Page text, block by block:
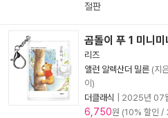
절판
곰돌이 푸 1 미니
리즈
앨런 알렉산더 밀른 (지
이)
더클래식
2025년 07
6,750원 (10% 할인 /